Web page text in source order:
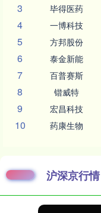
3 毕得医药
4 一博科技
5 方邦股份
6 泰金新能
7 百普赛斯
8 锴威特
9 宏昌科技
10 药康生物
沪深京行